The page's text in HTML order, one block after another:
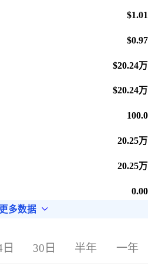
$1.01
$0.97
$20.24万
$20.24万
100.0
20.25万
20.25万
0.00
更多数据
日 30日 半年 一年